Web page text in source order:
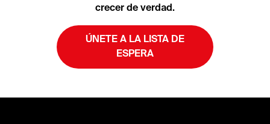
crecer de verdad.
ÚNETE A LA LISTA DE
ESPERA